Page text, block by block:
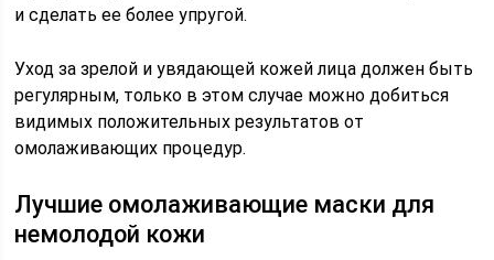
и сделать ее более упругой.
Уход за зрелой и увядающей кожей лица должен быть
регулярным, только в этом случае можно добиться
видимых положительных результатов от
омолаживающих процедур.
Лучшие омолаживающие маски для
немолодой кожи